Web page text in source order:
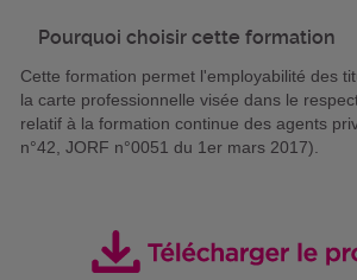
Pourquoi choisir cette formation
Cette formation permet l'employabilité des
la carte professionnelle visée dans le
relatif à la formation continue des agents
n°42, JORF n°0051 du 1er mars 2017).